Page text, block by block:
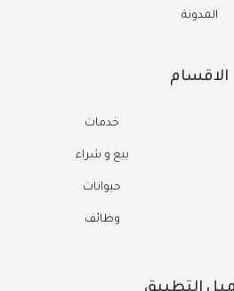
المدونة
الاقسام
خدمات
بيع و شراء
حيوانات
وظائف